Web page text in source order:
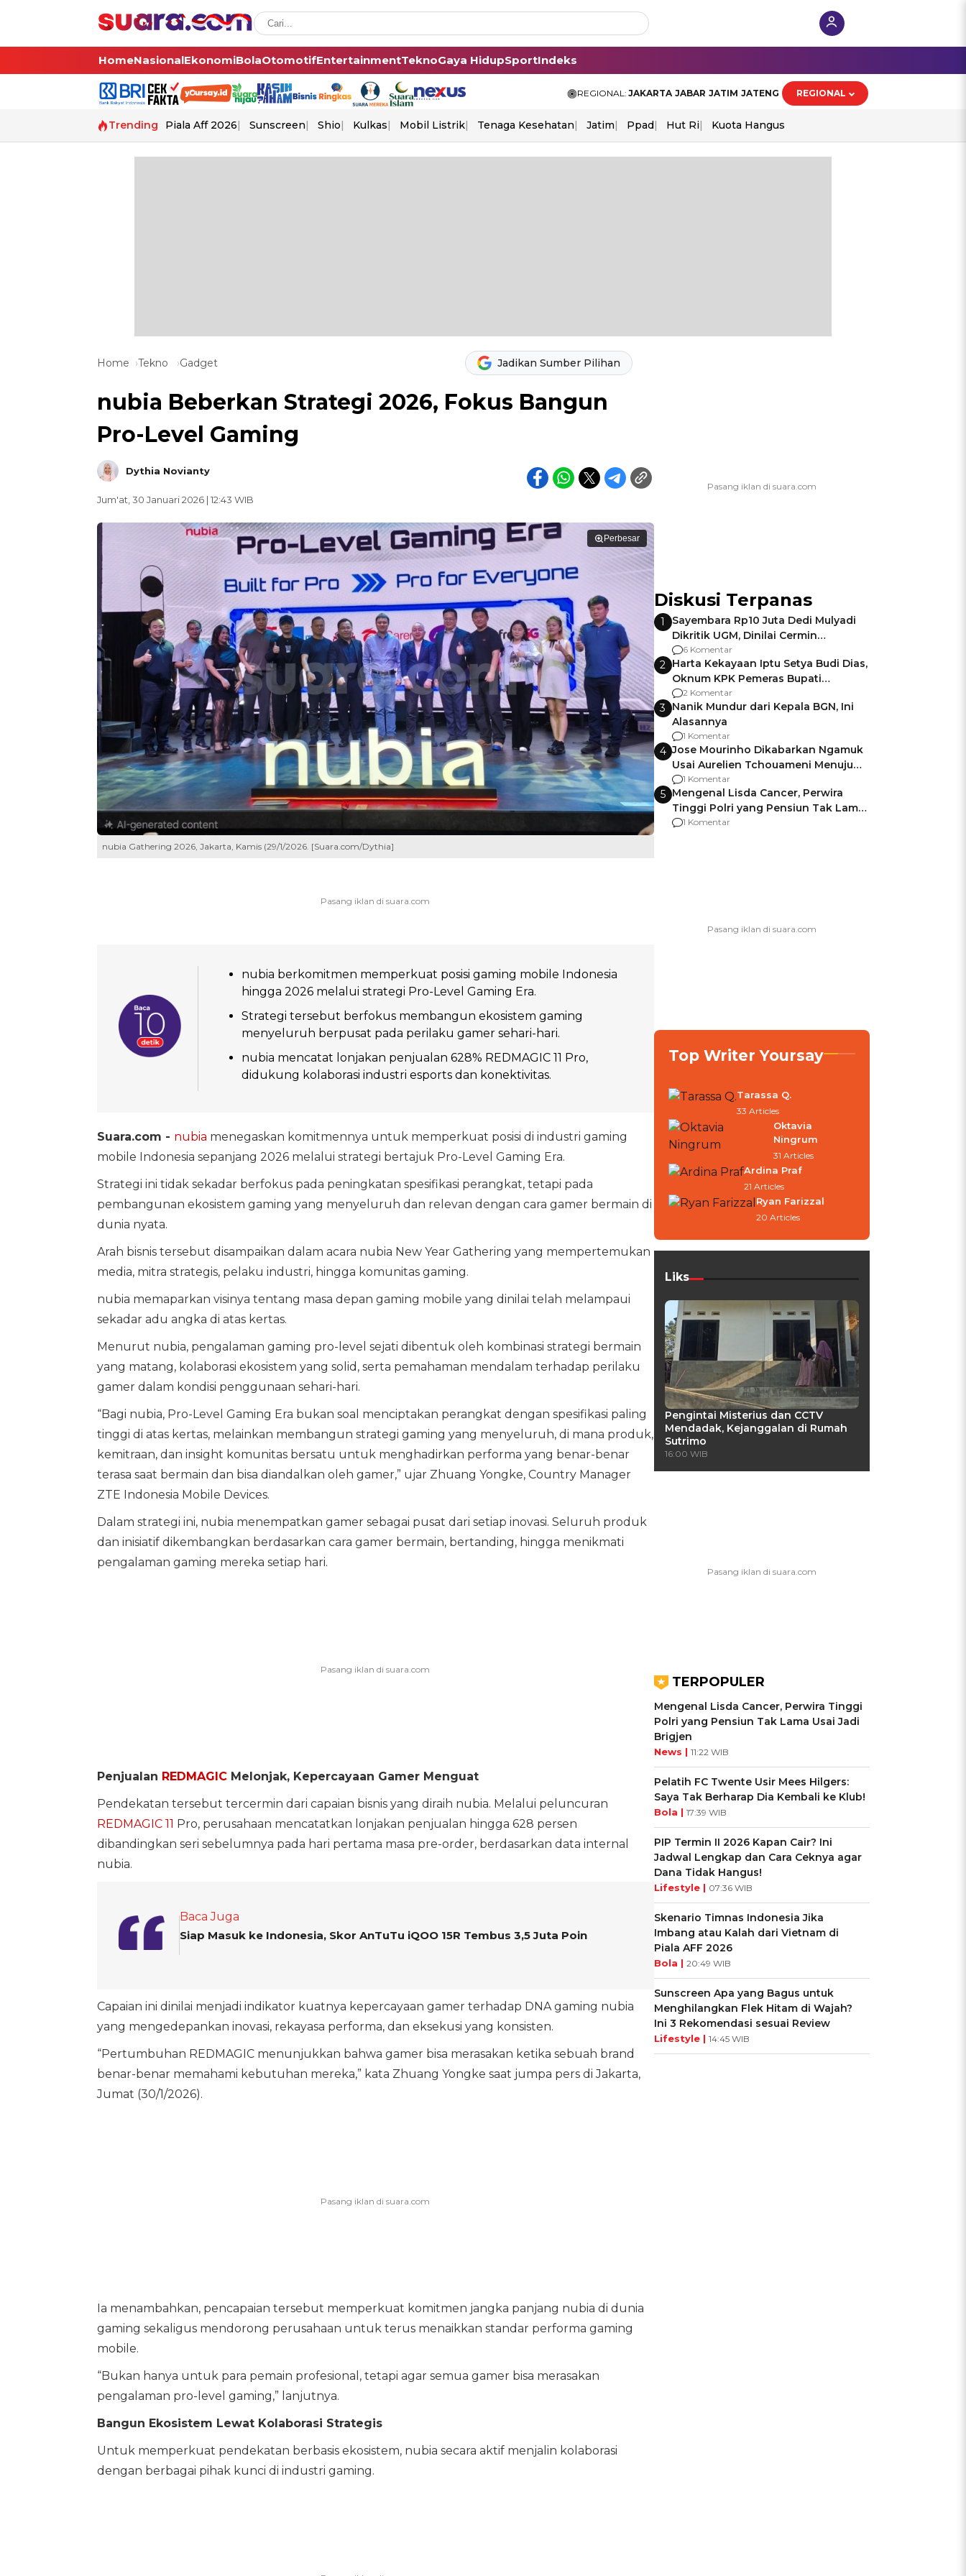
HomeNasionalEkonomiBolaOtomotifEntertainmentTeknoGaya HidupSportIndeks
REGIONAL: JAKARTA JABAR JATIM JATENG REGIONAL
Trending Piala Aff 2026 Sunscreen Shio Kulkas Mobil Listrik Tenaga Kesehatan Jatim Ppad Hut Ri Kuota Hangus
Home Tekno Gadget Jadikan Sumber Pilihan
nubia Beberkan Strategi 2026, Fokus Bangun
Pro-Level Gaming
Dythia Novianty
Jum'at, 30 Januari 2026 | 12:43 WIB
Perbesar
nubia Gathering 2026, Jakarta, Kamis (29/1/2026. [Suara.com/Dythia]
nubia berkomitmen memperkuat posisi gaming mobile Indonesia
hingga 2026 melalui strategi Pro-Level Gaming Era.
Strategi tersebut berfokus membangun ekosistem gaming
menyeluruh berpusat pada perilaku gamer sehari-hari.
nubia mencatat lonjakan penjualan 628% REDMAGIC 11 Pro,
didukung kolaborasi industri esports dan konektivitas.
Suara.com - nubia menegaskan komitmennya untuk memperkuat posisi di industri gaming
mobile Indonesia sepanjang 2026 melalui strategi bertajuk Pro-Level Gaming Era.
Strategi ini tidak sekadar berfokus pada peningkatan spesifikasi perangkat, tetapi pada
pembangunan ekosistem gaming yang menyeluruh dan relevan dengan cara gamer bermain di
dunia nyata.
Arah bisnis tersebut disampaikan dalam acara nubia New Year Gathering yang mempertemukan
media, mitra strategis, pelaku industri, hingga komunitas gaming.
nubia memaparkan visinya tentang masa depan gaming mobile yang dinilai telah melampaui
sekadar adu angka di atas kertas.
Menurut nubia, pengalaman gaming pro-level sejati dibentuk oleh kombinasi strategi bermain
yang matang, kolaborasi ekosistem yang solid, serta pemahaman mendalam terhadap perilaku
gamer dalam kondisi penggunaan sehari-hari.
“Bagi nubia, Pro-Level Gaming Era bukan soal menciptakan perangkat dengan spesifikasi paling
tinggi di atas kertas, melainkan membangun strategi gaming yang menyeluruh, di mana produk,
kemitraan, dan insight komunitas bersatu untuk menghadirkan performa yang benar-benar
terasa saat bermain dan bisa diandalkan oleh gamer,” ujar Zhuang Yongke, Country Manager
ZTE Indonesia Mobile Devices.
Dalam strategi ini, nubia menempatkan gamer sebagai pusat dari setiap inovasi. Seluruh produk
dan inisiatif dikembangkan berdasarkan cara gamer bermain, bertanding, hingga menikmati
pengalaman gaming mereka setiap hari.
Penjualan REDMAGICMelonjak, Kepercayaan Gamer Menguat
Pendekatan tersebut tercermin dari capaian bisnis yang diraih nubia. Melalui peluncuran
REDMAGIC 11 Pro, perusahaan mencatatkan lonjakan penjualan hingga 628 persen
dibandingkan seri sebelumnya pada hari pertama masa pre-order, berdasarkan data internal
nubia.
Baca Juga
Siap Masuk ke Indonesia, Skor AnTuTu iQOO 15R Tembus 3,5 Juta Poin
Capaian ini dinilai menjadi indikator kuatnya kepercayaan gamer terhadap DNA gaming nubia
yang mengedepankan inovasi, rekayasa performa, dan eksekusi yang konsisten.
“Pertumbuhan REDMAGIC menunjukkan bahwa gamer bisa merasakan ketika sebuah brand
benar-benar memahami kebutuhan mereka,” kata Zhuang Yongke saat jumpa pers di Jakarta,
Jumat (30/1/2026).
Ia menambahkan, pencapaian tersebut memperkuat komitmen jangka panjang nubia di dunia
gaming sekaligus mendorong perusahaan untuk terus menaikkan standar performa gaming
mobile.
“Bukan hanya untuk para pemain profesional, tetapi agar semua gamer bisa merasakan
pengalaman pro-level gaming,” lanjutnya.
Bangun Ekosistem Lewat Kolaborasi Strategis
Untuk memperkuat pendekatan berbasis ekosistem, nubia secara aktif menjalin kolaborasi
dengan berbagai pihak kunci di industri gaming.
Diskusi Terpanas
1
Sayembara Rp10 Juta Dedi Mulyadi
Dikritik UGM, Dinilai Cermin
Gagalnya Negara Jamin Keamanan
6 Komentar
2 Harta Kekayaan Iptu Setya Budi Dias,
Oknum KPK Pemeras Bupati
Pemalang
2 Komentar
3 Nanik Mundur dari Kepala BGN, Ini
Alasannya
1 Komentar
4 Jose Mourinho Dikabarkan Ngamuk
Usai Aurelien Tchouameni Menuju
Manchester United
1 Komentar
5 Mengenal Lisda Cancer, Perwira
Tinggi Polri yang Pensiun Tak Lama
Usai Jadi Brigjen
1 Komentar
Top Writer Yoursay
Tarassa Q.
33 Articles
Oktavia
Ningrum
31 Articles
Ardina Praf
21 Articles
Ryan Farizzal
20 Articles
Liks
Pengintai Misterius dan CCTV
Mendadak, Kejanggalan di Rumah
Sutrimo
16:00 WIB
TERPOPULER
Mengenal Lisda Cancer, Perwira Tinggi
Polri yang Pensiun Tak Lama Usai Jadi
Brigjen
News | 11:22 WIB
Pelatih FC Twente Usir Mees Hilgers:
Saya Tak Berharap Dia Kembali ke Klub!
Bola | 17:39 WIB
PIP Termin II 2026 Kapan Cair? Ini
Jadwal Lengkap dan Cara Ceknya agar
Dana Tidak Hangus!
Lifestyle | 07:36 WIB
Skenario Timnas Indonesia Jika
Imbang atau Kalah dari Vietnam di
Piala AFF 2026
Bola | 20:49 WIB
Sunscreen Apa yang Bagus untuk
Menghilangkan Flek Hitam di Wajah?
Ini 3 Rekomendasi sesuai Review
Lifestyle | 14:45 WIB